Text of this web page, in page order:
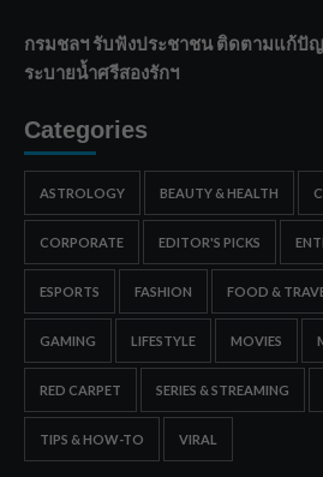
กรมชลฯ รับฟังประชาชน ติดตามแก้ปั
ระบายน้ำศรีสองรักฯ
Categories
ASTROLOGY BEAUTY & HEALTH
CORPORATE EDITOR'S PICKS
ESPORTS FASHION FOOD &
GAMING LIFESTYLE MOVIES
RED CARPET SERIES & STREAMING
TIPS & HOW-TO VIRAL